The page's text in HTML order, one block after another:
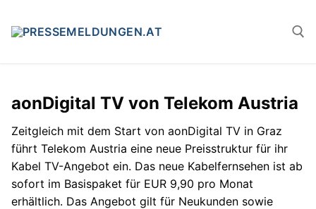
Inhalt
aonDigital TV von Telekom Austria
Zeitgleich mit dem Start von aonDigital TV in Graz
führt Telekom Austria eine neue Preisstruktur für ihr
Kabel TV-Angebot ein. Das neue Kabelfernsehen ist ab
sofort im Basispaket für EUR 9,90 pro Monat
erhältlich. Das Angebot gilt für Neukunden sowie